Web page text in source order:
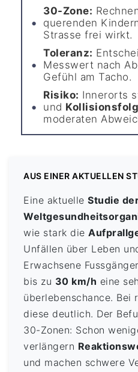
30-Zone:
querenden
Strasse frei wirkt.
Toleranz:
Messwert nach
Gefühl am Tacho.
Risiko: Innerorts
und
moderaten
AUS EINER AKTUELLEN
Eine aktuelleStudie
wie stark die
Unfällen über Leben
Erwachsene
bis zu 30 km/h eine
überlebenschance. Bei
diese deutlich. Der
30-Zonen: Schon
verlängern
und machen schwere